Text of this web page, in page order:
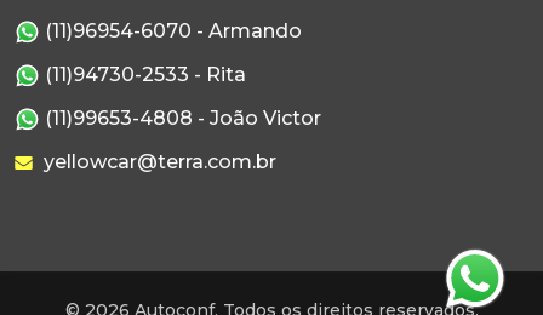
(11)96954-6070 - Armando
(11)94730-2533 - Rita
(11)99653-4808 - João Victor
yellowcar@terra.com.br
© 2026 Autoconf. Todos os direitos reservados.